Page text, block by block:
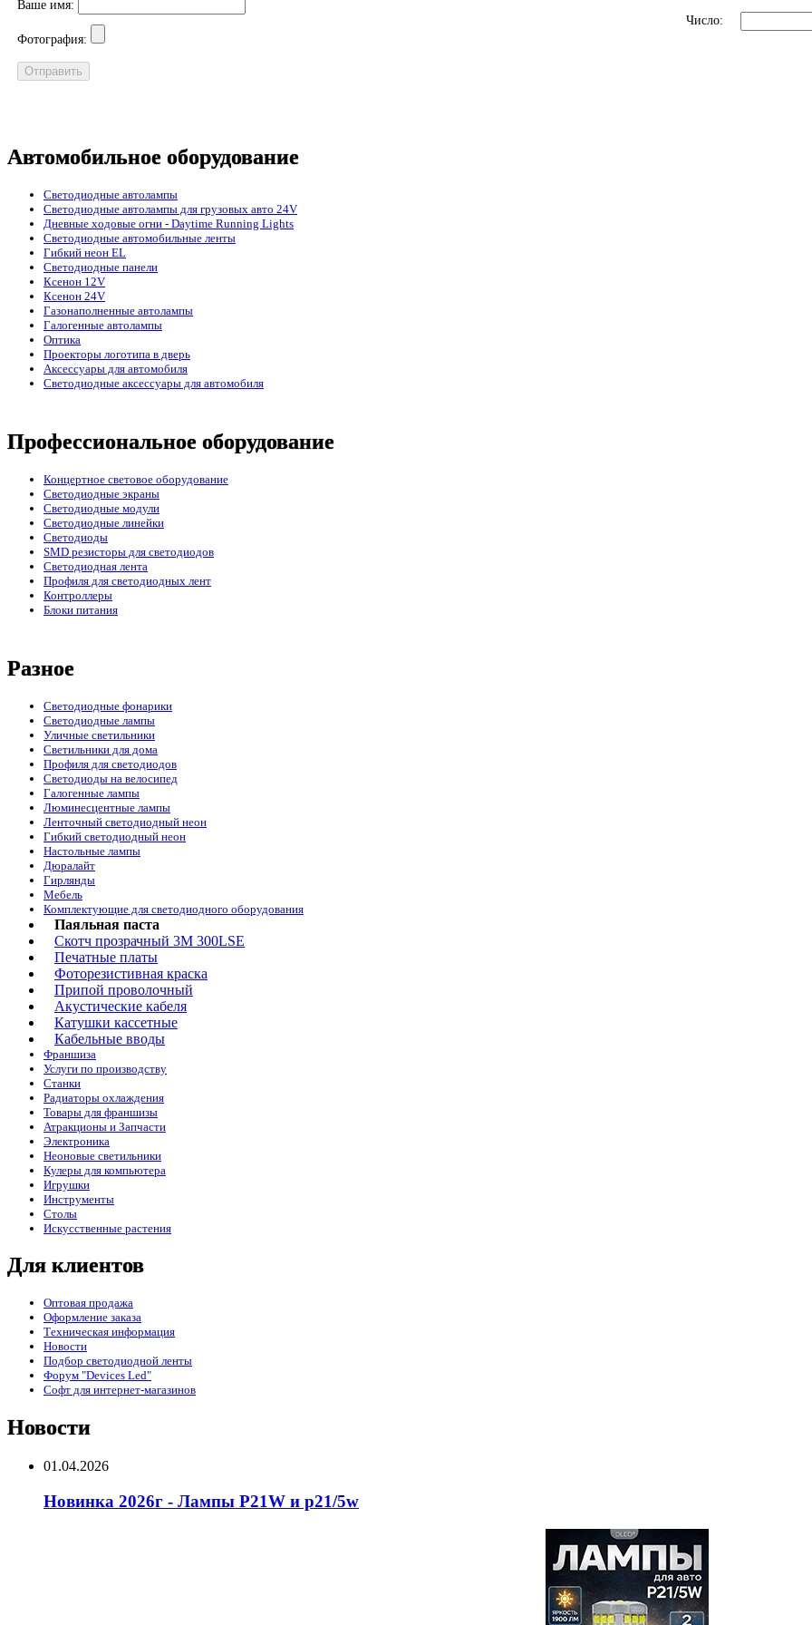
Ваше имя:
Фотография:
Число:
Автомобильное оборудование
Светодиодные автолампы
Светодиодные автолампы для грузовых авто 24V
Дневные ходовые огни - Daytime Running Lights
Светодиодные автомобильные ленты
Гибкий неон EL
Светодиодные панели
Ксенон 12V
Ксенон 24V
Газонаполненные автолампы
Галогенные автолампы
Оптика
Проекторы логотипа в дверь
Аксессуары для автомобиля
Светодиодные аксессуары для автомобиля
Профессиональное оборудование
Концертное световое оборудование
Cветодиодные экраны
Светодиодные модули
Светодиодные линейки
Светодиоды
SMD резисторы для светодиодов
Светодиодная лента
Профиля для светодиодных лент
Контроллеры
Блоки питания
Разное
Светодиодные фонарики
Светодиодные лампы
Уличные светильники
Светильники для дома
Профиля для светодиодов
Светодиоды на велосипед
Галогенные лампы
Люминесцентные лампы
Ленточный светодиодный неон
Гибкий светодиодный неон
Настольные лампы
Дюралайт
Гирлянды
Мебель
Комплектующие для светодиодного оборудования
Паяльная паста
Скотч прозрачный 3M 300LSE
Печатные платы
Фоторезистивная краска
Припой проволочный
Акустические кабеля
Катушки кассетные
Кабельные вводы
Франшиза
Услуги по производству
Станки
Радиаторы охлаждения
Товары для франшизы
Атракционы и Запчасти
Электроника
Неоновые светильники
Кулеры для компьютера
Игрушки
Инструменты
Столы
Искусственные растения
Для клиентов
Оптовая продажа
Оформление заказа
Техническая информация
Новости
Подбор светодиодной ленты
Форум "Devices Led"
Софт для интернет-магазинов
Новости
01.04.2026
Новинка 2026г - Лампы P21W и p21/5w